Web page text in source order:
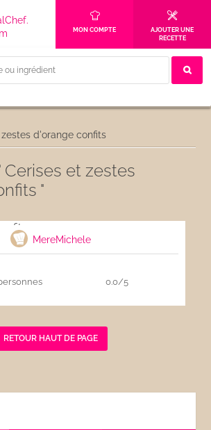
MON COMPTE
AJOUTER UNE
RECETTE
d'orange confits
Cerises et zestes
"
MereMichele
0.0/5
RETOUR HAUT DE PAGE